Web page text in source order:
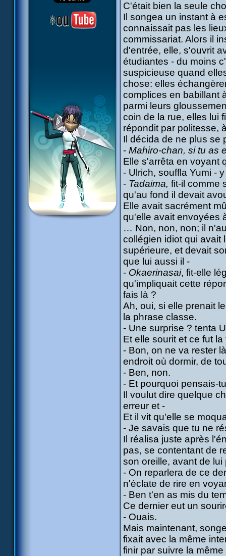
C'était bien la seule
Il songea un instant à
connaissait pas les
commissariat. Alors il
d'entrée, elle, s'ouvrit
étudiantes - du moins
suspicieuse quand
chose: elles
complices en babillant
parmi leurs
coin de la rue, elles lui
répondit par politesse,
Il décida de ne plus se
- Mahiro-chan, si tu as
Elle s'arrêta en voyant
- Ulrich, souffla Yumi -
- Tadaima, fit-il comme
qu'au fond il devait
Elle avait sacrément
qu'elle avait envoyées
… Non, non, non; il
collégien idiot qui avait
supérieure, et devait
que lui aussi il -
- Okaerinasai, fit-elle
qu'impliquait cette
fais là ?
Ah, oui, si elle prenait
la phrase classe.
- Une surprise ? tenta
Et elle sourit et ce fut
- Bon, on ne va rester
endroit où dormir, de
- Ben, non.
- Et pourquoi pensais-
Il voulut dire quelque
erreur et -
Et il vit qu'elle se
- Je savais que tu ne
Il réalisa juste après
pas, se contentant de
son oreille, avant de
- On reparlera de ce
n'éclate de rire en
- Ben t'en as mis du
Ce dernier eut un
- Ouais.
Mais maintenant,
fixait avec la même
finir par suivre la